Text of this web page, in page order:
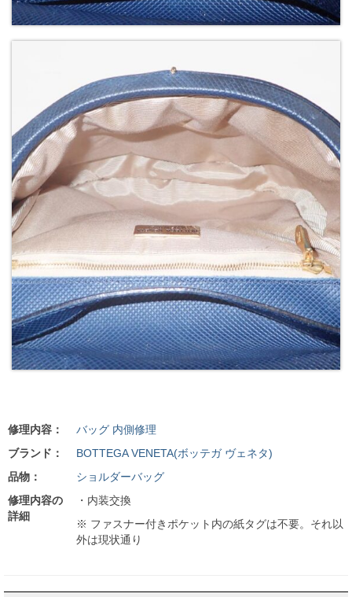
修理内容：
バッグ 内側修理
ブランド：
BOTTEGA VENETA(ボッテガ ヴェネタ)
品物：
ショルダーバッグ
修理内容の
詳細
・内装交換
※ ファスナー付きポケット内の紙タグは不要。それ以
外は現状通り